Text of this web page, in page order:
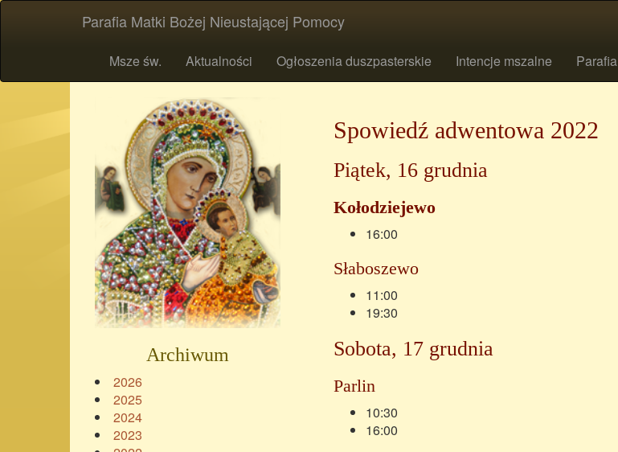
Parafia Matki Bożej Nieustającej Pomocy
Msze św. Aktualności Ogłoszenia duszpasterskie Intencje mszalne Parafia
Spowiedź adwentowa 2022
Piątek, 16 grudnia
Kołodziejewo
16:00
Słaboszewo
11:00
19:30
Sobota, 17 grudnia
Parlin
10:30
16:00
Archiwum
2026
2025
2024
2023